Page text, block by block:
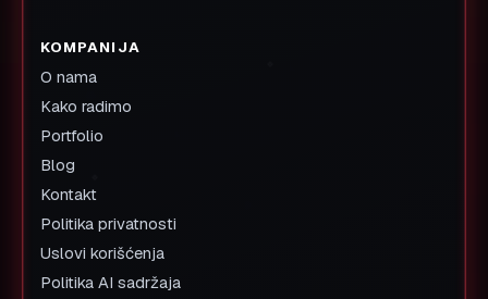
KOMPANIJA
O nama
Kako radimo
Portfolio
Blog
Kontakt
Politika privatnosti
Uslovi korišćenja
Politika AI sadržaja